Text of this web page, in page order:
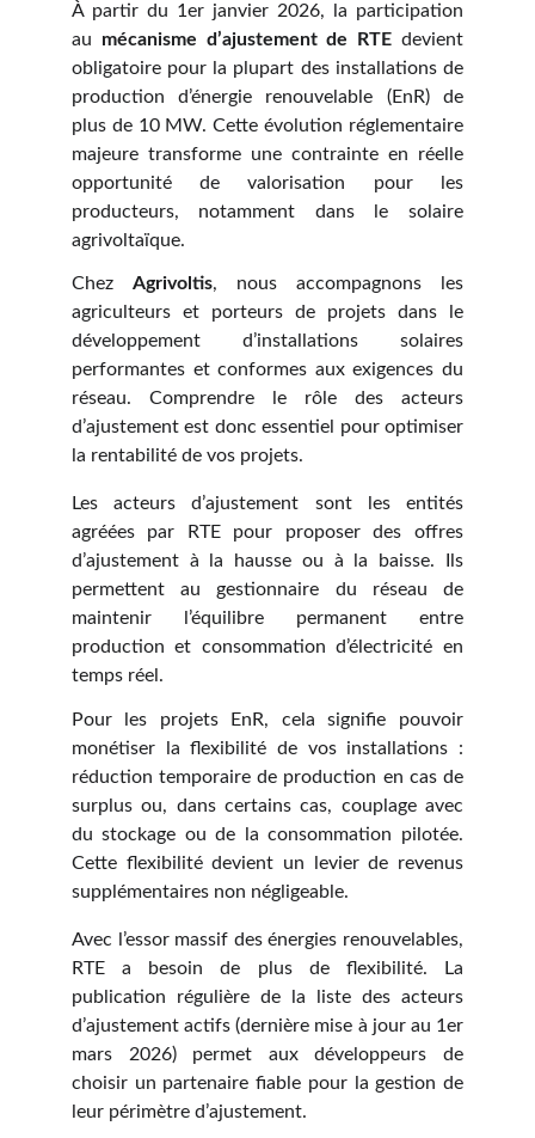
À partir du 1er janvier 2026, la participation
au mécanisme d’ajustement de RTE devient
obligatoire pour la plupart des installations de
production d’énergie renouvelable (EnR) de
plus de 10 MW. Cette évolution réglementaire
majeure transforme une contrainte en réelle
opportunité de valorisation pour les
producteurs, notamment dans le solaire
agrivoltaïque.
Chez Agrivoltis, nous accompagnons les
agriculteurs et porteurs de projets dans le
développement d’installations solaires
performantes et conformes aux exigences du
réseau. Comprendre le rôle des acteurs
d’ajustement est donc essentiel pour optimiser
la rentabilité de vos projets.
Les acteurs d’ajustement sont les entités
agréées par RTE pour proposer des offres
d’ajustement à la hausse ou à la baisse. Ils
permettent au gestionnaire du réseau de
maintenir l’équilibre permanent entre
production et consommation d’électricité en
temps réel.
Pour les projets EnR, cela signifie pouvoir
monétiser la flexibilité de vos installations :
réduction temporaire de production en cas de
surplus ou, dans certains cas, couplage avec
du stockage ou de la consommation pilotée.
Cette flexibilité devient un levier de revenus
supplémentaires non négligeable.
Avec l’essor massif des énergies renouvelables,
RTE a besoin de plus de flexibilité. La
publication régulière de la liste des acteurs
d’ajustement actifs (dernière mise à jour au 1er
mars 2026) permet aux développeurs de
choisir un partenaire fiable pour la gestion de
leur périmètre d’ajustement.